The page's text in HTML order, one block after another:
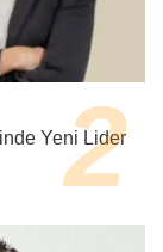
Yeni Lider